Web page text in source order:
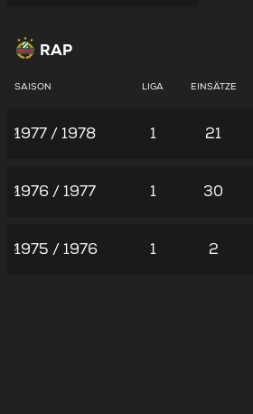
RAP
SAISON LIGA EINSÄTZE
1977 / 1978 1 21
1976 / 1977 1 30
1975 / 1976 1 2